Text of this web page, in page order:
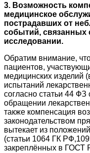
3. Возможность
медицинское
пострадавших от
событий, связанных
исследовании.
Обратим внимание,
пациентов,
медицинских изделий
испытаний
согласно статьи 44
обращении
также компенсация
законодательством
вытекает из
(статьи 1064 ГК
закреплённых в ГОСТ